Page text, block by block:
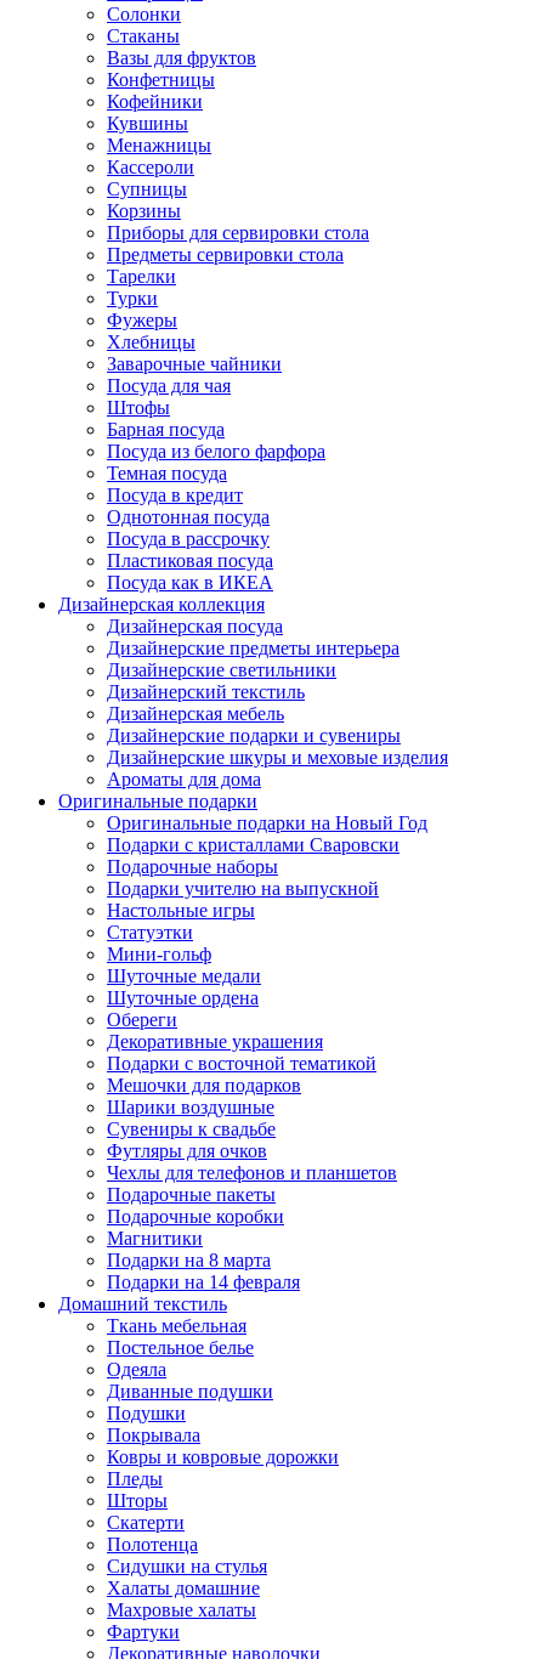
Солонки
Стаканы
Вазы для фруктов
Конфетницы
Кофейники
Кувшины
Менажницы
Кассероли
Супницы
Корзины
Приборы для сервировки стола
Предметы сервировки стола
Тарелки
Турки
Фужеры
Хлебницы
Заварочные чайники
Посуда для чая
Штофы
Барная посуда
Посуда из белого фарфора
Темная посуда
Посуда в кредит
Однотонная посуда
Посуда в рассрочку
Пластиковая посуда
Посуда как в ИКЕА
Дизайнерская коллекция
Дизайнерская посуда
Дизайнерские предметы интерьера
Дизайнерские светильники
Дизайнерский текстиль
Дизайнерская мебель
Дизайнерские подарки и сувениры
Дизайнерские шкуры и меховые изделия
Ароматы для дома
Оригинальные подарки
Оригинальные подарки на Новый Год
Подарки с кристаллами Сваровски
Подарочные наборы
Подарки учителю на выпускной
Настольные игры
Статуэтки
Мини-гольф
Шуточные медали
Шуточные ордена
Обереги
Декоративные украшения
Подарки с восточной тематикой
Мешочки для подарков
Шарики воздушные
Сувениры к свадьбе
Футляры для очков
Чехлы для телефонов и планшетов
Подарочные пакеты
Подарочные коробки
Магнитики
Подарки на 8 марта
Подарки на 14 февраля
Домашний текстиль
Ткань мебельная
Постельное белье
Одеяла
Диванные подушки
Подушки
Покрывала
Ковры и ковровые дорожки
Пледы
Шторы
Скатерти
Полотенца
Сидушки на стулья
Халаты домашние
Махровые халаты
Фартуки
Декоративные наволочки